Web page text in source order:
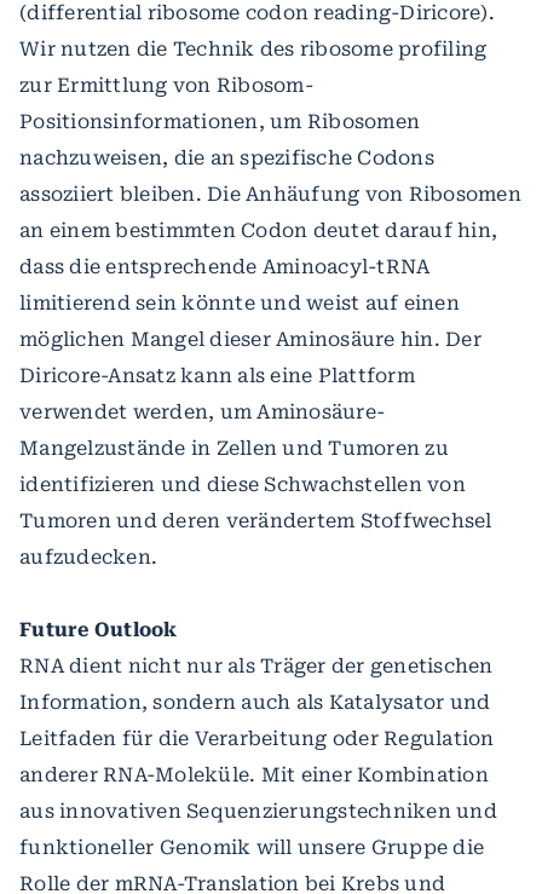
(differential ribosome codon reading-Diricore).
Wir nutzen die Technik des ribosome profiling
zur Ermittlung von Ribosom-
Positionsinformationen, um Ribosomen
nachzuweisen, die an spezifische Codons
assoziiert bleiben. Die Anhäufung von Ribosomen
an einem bestimmten Codon deutet darauf hin,
dass die entsprechende Aminoacyl-tRNA
limitierend sein könnte und weist auf einen
möglichen Mangel dieser Aminosäure hin. Der
Diricore-Ansatz kann als eine Plattform
verwendet werden, um Aminosäure-
Mangelzustände in Zellen und Tumoren zu
identifizieren und diese Schwachstellen von
Tumoren und deren verändertem Stoffwechsel
aufzudecken.
Future Outlook
RNA dient nicht nur als Träger der genetischen
Information, sondern auch als Katalysator und
Leitfaden für die Verarbeitung oder Regulation
anderer RNA-Moleküle. Mit einer Kombination
aus innovativen Sequenzierungstechniken und
funktioneller Genomik will unsere Gruppe die
Rolle der mRNA-Translation bei Krebs und